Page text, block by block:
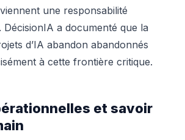
une responsabilité
a documenté que la
d’IA abandon abandonnés
à cette frontière critique.
et savoir